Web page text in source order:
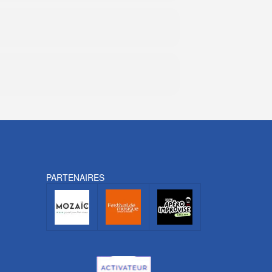
PARTENAIRES